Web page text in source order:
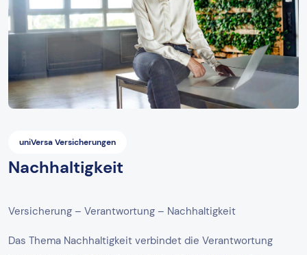
uniVersa Versicherungen
Nachhaltigkeit
Versicherung – Verantwortung – Nachhaltigkeit
Das Thema Nachhaltigkeit verbindet die Verantwortung